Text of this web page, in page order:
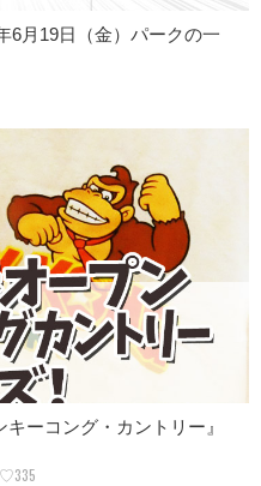
6月19日（金）パークの一
ーコング・カントリー』
♡335